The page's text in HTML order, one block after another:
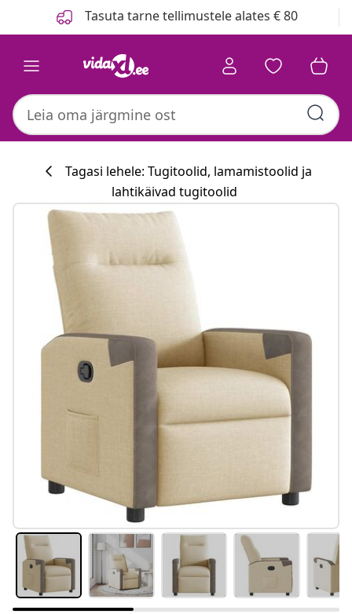
Tasuta tarne tellimustele alates € 80
Tagasi lehele: Tugitoolid, lamamistoolid ja
lahtikäivad tugitoolid